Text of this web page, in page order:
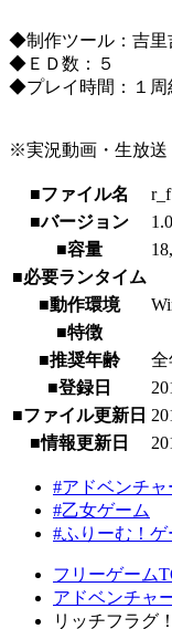
◆制作ツール：吉里
◆ＥＤ数：５
◆プレイ時間：１周
※実況動画・生放送
■ファイル名
■バージョン
■容量
■必要ランタイム
■動作環境
■特徴
■推奨年齢
全
■登録日
■ファイル更新日
■情報更新日
#アドベンチャ
#乙女ゲーム
#ふりーむ！
フリーゲーム
アドベンチャ
リッチフラグ